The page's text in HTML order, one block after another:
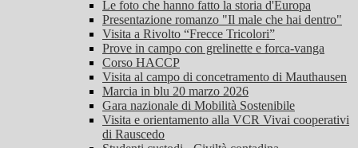
Le foto che hanno fatto la storia d'Europa
Presentazione romanzo "Il male che hai dentro"
Visita a Rivolto “Frecce Tricolori”
Prove in campo con grelinette e forca-vanga
Corso HACCP
Visita al campo di concetramento di Mauthausen
Marcia in blu 20 marzo 2026
Gara nazionale di Mobilità Sostenibile
Visita e orientamento alla VCR Vivai cooperativi
di Rauscedo